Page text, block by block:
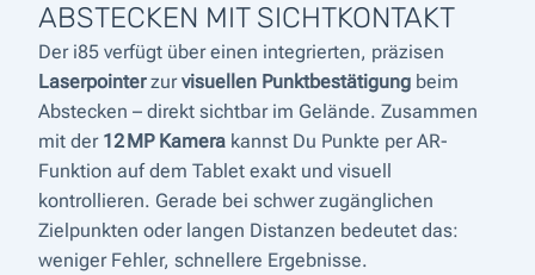
ABSTECKEN MIT SICHTKONTAKT
Der i85 verfügt über einen integrierten, präzisen
Laserpointerzurvisuellen Punktbestätigung beim
Abstecken – direkt sichtbar im Gelände. Zusammen
mit der12 MP Kamera kannst Du Punkte per AR-
Funktion auf dem Tablet exakt und visuell
kontrollieren. Gerade bei schwer zugänglichen
Zielpunkten oder langen Distanzen bedeutet das:
weniger Fehler, schnellere Ergebnisse.